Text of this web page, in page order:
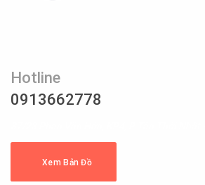
Hotline
0913662778
Xem Bản Đồ